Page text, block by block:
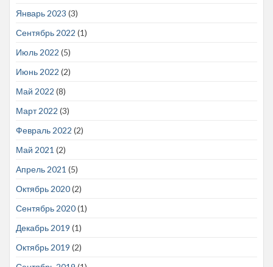
Январь 2023 (3)
Сентябрь 2022 (1)
Июль 2022 (5)
Июнь 2022 (2)
Май 2022 (8)
Март 2022 (3)
Февраль 2022 (2)
Май 2021 (2)
Апрель 2021 (5)
Октябрь 2020(2)
Сентябрь 2020(1)
Декабрь 2019 (1)
Октябрь 2019 (2)